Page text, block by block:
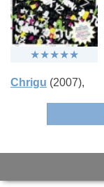
Chrigu (2007)